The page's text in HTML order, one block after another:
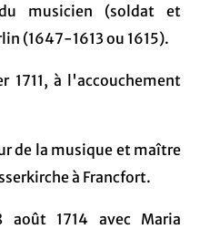
musicien (soldat et
(1647-1613 ou 1615).
1711, à l'accouchement
de la musique et maître
à Francfort.
1714 avec Maria